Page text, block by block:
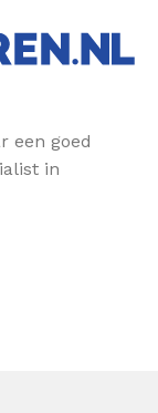
een goed
in